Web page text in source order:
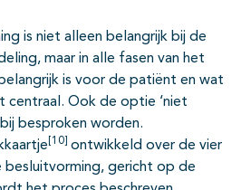
is niet alleen belangrijk bij de
maar in alle fasen van het
is voor de patiënt en wat
centraal. Ook de optie ‘niet
besproken worden.
[10] ontwikkeld over de vier
gericht op de